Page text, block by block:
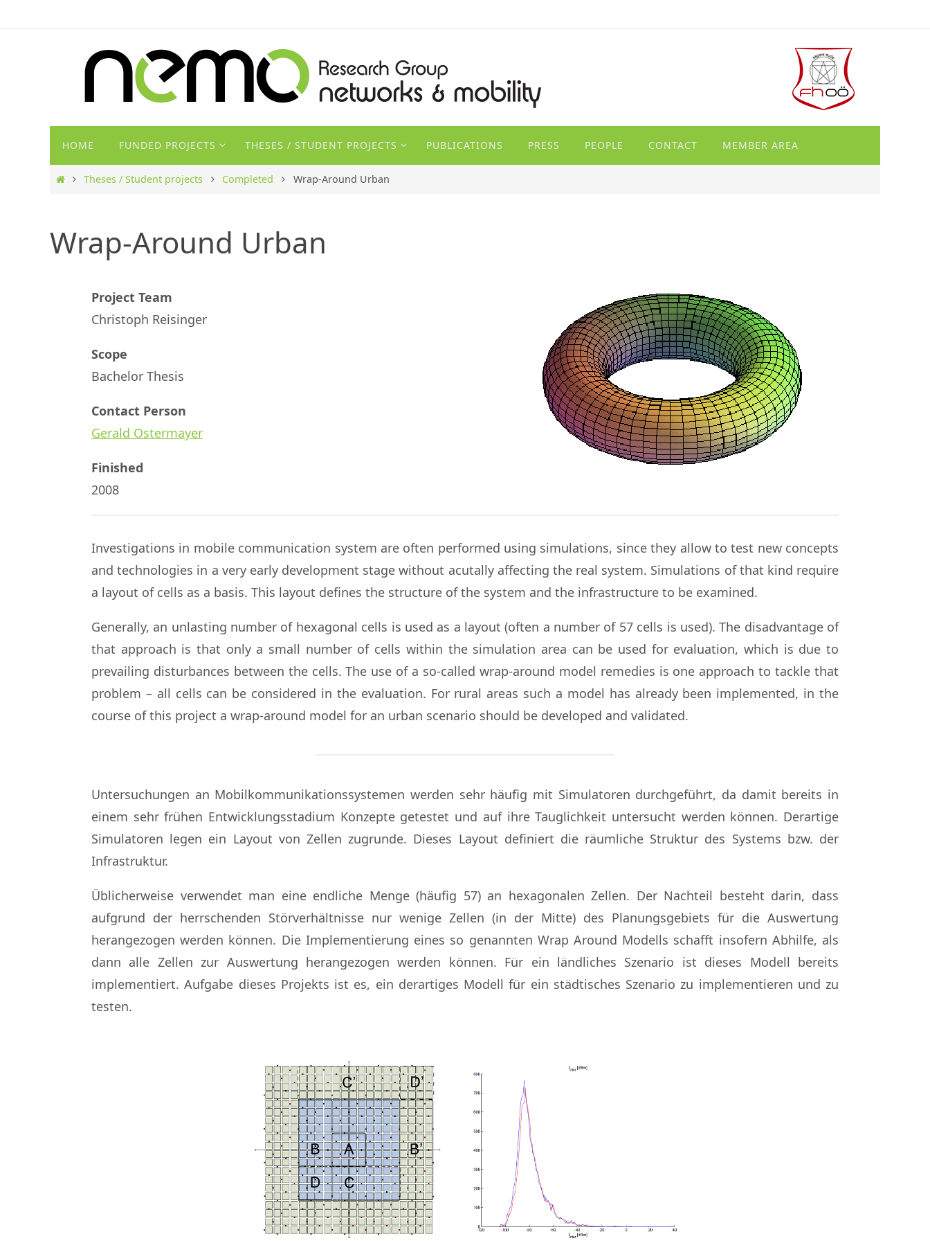
Inhalt
springen
HOME FUNDED PROJECTS THESES / STUDENT PROJECTS PUBLICATIONS PRESS PEOPLE CONTACT MEMBER AREA
StartTheses / Student projects Completed Wrap-Around Urban
Wrap-Around Urban
Project Team
Christoph Reisinger
Scope
Bachelor Thesis
Contact Person
Gerald Ostermayer
Finished
2008
Investigations in mobile communication system are often performed using simulations, since they allow to test new concepts
and technologies in a very early development stage without acutally affecting the real system. Simulations of that kind require
a layout of cells as a basis. This layout defines the structure of the system and the infrastructure to be examined.
Generally, an unlasting number of hexagonal cells is used as a layout (often a number of 57 cells is used). The disadvantage of
that approach is that only a small number of cells within the simulation area can be used for evaluation, which is due to
prevailing disturbances between the cells. The use of a so-called wrap-around model remedies is one approach to tackle that
problem – all cells can be considered in the evaluation. For rural areas such a model has already been implemented, in the
course of this project a wrap-around model for an urban scenario should be developed and validated.
Untersuchungen an Mobilkommunikationssystemen werden sehr häufig mit Simulatoren durchgeführt, da damit bereits in
einem sehr frühen Entwicklungsstadium Konzepte getestet und auf ihre Tauglichkeit untersucht werden können. Derartige
Simulatoren legen ein Layout von Zellen zugrunde. Dieses Layout definiert die räumliche Struktur des Systems bzw. der
Infrastruktur.
Üblicherweise verwendet man eine endliche Menge (häufig 57) an hexagonalen Zellen. Der Nachteil besteht darin, dass
aufgrund der herrschenden Störverhältnisse nur wenige Zellen (in der Mitte) des Planungsgebiets für die Auswertung
herangezogen werden können. Die Implementierung eines so genannten Wrap Around Modells schafft insofern Abhilfe, als
dann alle Zellen zur Auswertung herangezogen werden können. Für ein ländliches Szenario ist dieses Modell bereits
implementiert. Aufgabe dieses Projekts ist es, ein derartiges Modell für ein städtisches Szenario zu implementieren und zu
testen.